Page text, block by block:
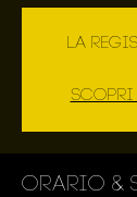
La
Orario &